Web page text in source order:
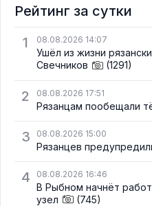
Рейтинг за сутки
1
08.08.2026 14:07
Ушёл из жизни
Свечников
(1291)
2 08.08.2026 17:51
Рязанцам пообещали
3 08.08.2026 15:00
Рязанцев
4 08.08.2026 16:46
В Рыбном начнёт
узел
(745)